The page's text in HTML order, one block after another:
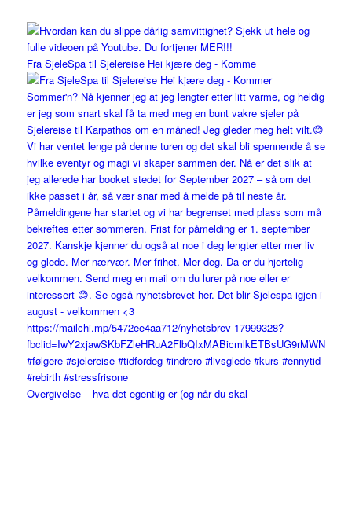
Fra SjeleSpa til Sjelereise Hei kjære deg - Komme
Overgivelse – hva det egentlig er (og når du skal